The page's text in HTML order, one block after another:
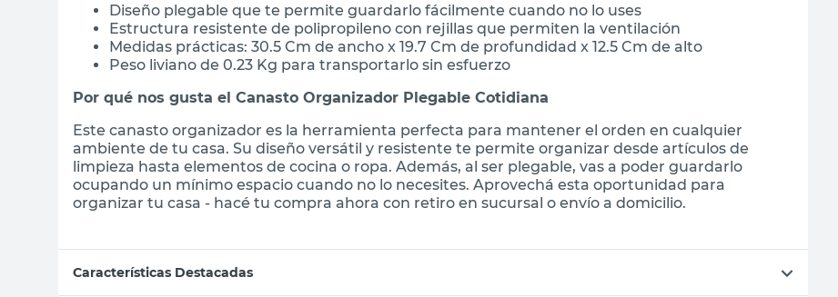
Diseño plegable que te permite guardarlo fácilmente cuando no lo uses
Estructura resistente de polipropileno con rejillas que permiten la ventilación
Medidas prácticas: 30.5 Cm de ancho x 19.7 Cm de profundidad x 12.5 Cm de alto
Peso liviano de 0.23 Kg para transportarlo sin esfuerzo
Por qué nos gusta el Canasto Organizador Plegable Cotidiana
Este canasto organizador es la herramienta perfecta para mantener el orden en cualquier
ambiente de tu casa. Su diseño versátil y resistente te permite organizar desde artículos de
limpieza hasta elementos de cocina o ropa. Además, al ser plegable, vas a poder guardarlo
ocupando un mínimo espacio cuando no lo necesites. Aprovechá esta oportunidad para
organizar tu casa - hacé tu compra ahora con retiro en sucursal o envío a domicilio.
Características Destacadas